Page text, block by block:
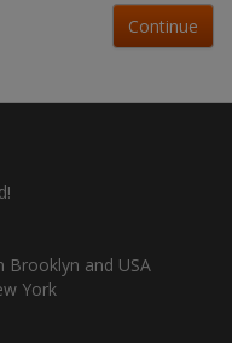
Continue
Brooklyn and USA
York